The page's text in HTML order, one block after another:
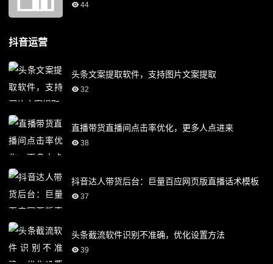
44
抖音运营
头条文案提取软件，支持图片文案提取
32
直播带货直播间点击率优化，更多人点进来
38
抖音达人带货后台：巨量百应网页版直播话术模板
37
头条截流软件识别不准确，优化设置方法
39